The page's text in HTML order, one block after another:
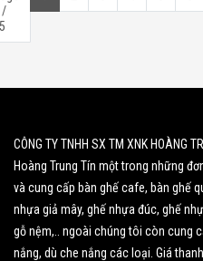
/
CÔNG TY TNHH SX TM XNK HOÀNG
Hoàng Trung Tín một trong những
và cung cấp bàn ghế cafe, bàn ghế
nhựa giả mây, ghế nhựa đúc, ghế
gỗ nệm,.. ngoài chúng tôi còn cung
nắng, dù che nắng các loại. Giá